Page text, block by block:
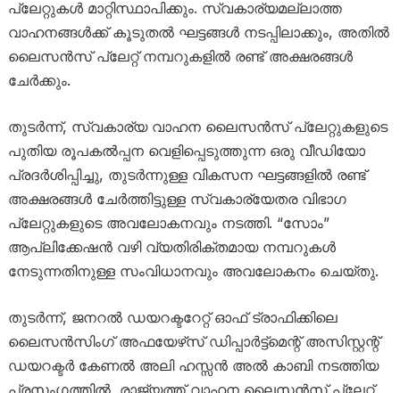
പ്ലേറ്റുകൾ മാറ്റിസ്ഥാപിക്കും. സ്വകാര്യമല്ലാത്ത
വാഹനങ്ങൾക്ക് കൂടുതൽ ഘട്ടങ്ങൾ നടപ്പിലാക്കും, അതിൽ
ലൈസൻസ് പ്ലേറ്റ് നമ്പറുകളിൽ രണ്ട് അക്ഷരങ്ങൾ
ചേർക്കും.
തുടർന്ന്, സ്വകാര്യ വാഹന ലൈസൻസ് പ്ലേറ്റുകളുടെ
പുതിയ രൂപകൽപ്പന വെളിപ്പെടുത്തുന്ന ഒരു വീഡിയോ
പ്രദർശിപ്പിച്ചു, തുടർന്നുള്ള വികസന ഘട്ടങ്ങളിൽ രണ്ട്
അക്ഷരങ്ങൾ ചേർത്തിട്ടുള്ള സ്വകാര്യേതര വിഭാഗ
പ്ലേറ്റുകളുടെ അവലോകനവും നടത്തി. “സോം”
ആപ്ലിക്കേഷൻ വഴി വ്യതിരിക്തമായ നമ്പറുകൾ
നേടുന്നതിനുള്ള സംവിധാനവും അവലോകനം ചെയ്തു.
തുടർന്ന്, ജനറൽ ഡയറക്ടറേറ്റ് ഓഫ് ട്രാഫിക്കിലെ
ലൈസൻസിംഗ് അഫയേഴ്‌സ് ഡിപ്പാർട്ട്‌മെന്റ് അസിസ്റ്റന്റ്
ഡയറക്ടർ കേണൽ അലി ഹസ്സൻ അൽ കാബി നടത്തിയ